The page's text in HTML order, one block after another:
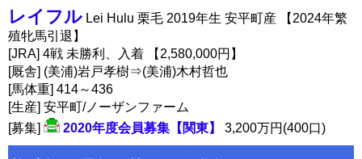
レイフル Lei Hulu 栗毛 2019年生 安平町産 【2024年繁
殖牝馬引退】
[JRA] 4戦 未勝利、入着 【2,580,000円】
[厩舎] (美浦)岩戸孝樹⇒(美浦)木村哲也
[馬体重] 414～436
[生産] 安平町/ノーザンファーム
[募集]
2020年度会員募集【関東】 3,200万円(400口)